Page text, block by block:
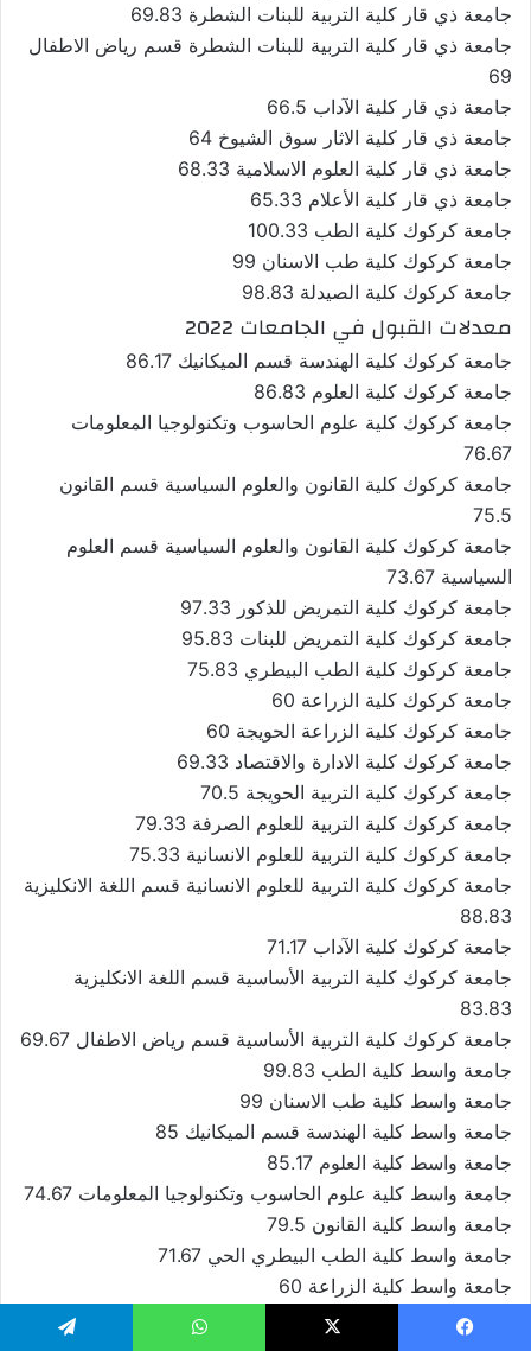
جامعة ذي قار كلية التربية للبنات الشطرة 69.83
جامعة ذي قار كلية التربية للبنات الشطرة قسم رياض الاطفال
69
جامعة ذي قار كلية الآداب 66.5
جامعة ذي قار كلية الاثار سوق الشيوخ 64
جامعة ذي قار كلية العلوم الاسلامية 68.33
جامعة ذي قار كلية الأعلام 65.33
جامعة كركوك كلية الطب 100.33
جامعة كركوك كلية طب الاسنان 99
جامعة كركوك كلية الصيدلة 98.83
معدلات القبول في الجامعات 2022
جامعة كركوك كلية الهندسة قسم الميكانيك 86.17
جامعة كركوك كلية العلوم 86.83
جامعة كركوك كلية علوم الحاسوب وتكنولوجيا المعلومات
76.67
جامعة كركوك كلية القانون والعلوم السياسية قسم القانون
75.5
جامعة كركوك كلية القانون والعلوم السياسية قسم العلوم
السياسية 73.67
جامعة كركوك كلية التمريض للذكور 97.33
جامعة كركوك كلية التمريض للبنات 95.83
جامعة كركوك كلية الطب البيطري 75.83
جامعة كركوك كلية الزراعة 60
جامعة كركوك كلية الزراعة الحويجة 60
جامعة كركوك كلية الادارة والاقتصاد 69.33
جامعة كركوك كلية التربية الحويجة 70.5
جامعة كركوك كلية التربية للعلوم الصرفة 79.33
جامعة كركوك كلية التربية للعلوم الانسانية 75.33
جامعة كركوك كلية التربية للعلوم الانسانية قسم اللغة الانكليزية
88.83
جامعة كركوك كلية الآداب 71.17
جامعة كركوك كلية التربية الأساسية قسم اللغة الانكليزية
83.83
جامعة كركوك كلية التربية الأساسية قسم رياض الاطفال 69.67
جامعة واسط كلية الطب 99.83
جامعة واسط كلية طب الاسنان 99
جامعة واسط كلية الهندسة قسم الميكانيك 85
جامعة واسط كلية العلوم 85.17
جامعة واسط كلية علوم الحاسوب وتكنولوجيا المعلومات 74.67
جامعة واسط كلية القانون 79.5
جامعة واسط كلية الطب البيطري الحي 71.67
جامعة واسط كلية الزراعة 60
جامعة واسط كلية الادارة والاقتصاد 65.67